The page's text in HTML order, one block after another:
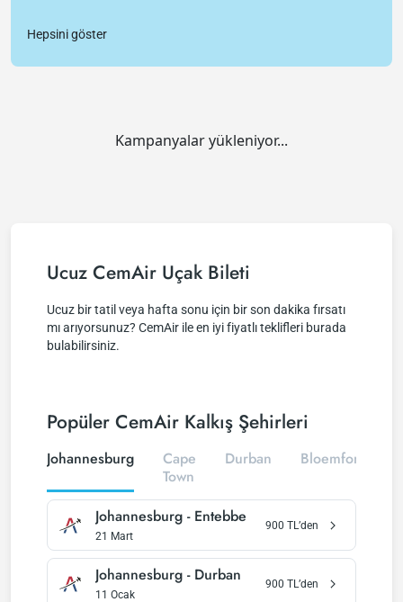
Hepsini göster
Kampanyalar yükleniyor...
Ucuz CemAir Uçak Bileti
Ucuz bir tatil veya hafta sonu için bir son dakika fırsatı
mı arıyorsunuz? CemAir ile en iyi fiyatlı teklifleri burada
bulabilirsiniz.
Popüler CemAir Kalkış Şehirleri
Johannesburg
Cape
Town
Durban Bloemfontein
Johannesburg - Entebbe
21 Mart
900 TL’den
Johannesburg - Durban
11 Ocak
900 TL’den